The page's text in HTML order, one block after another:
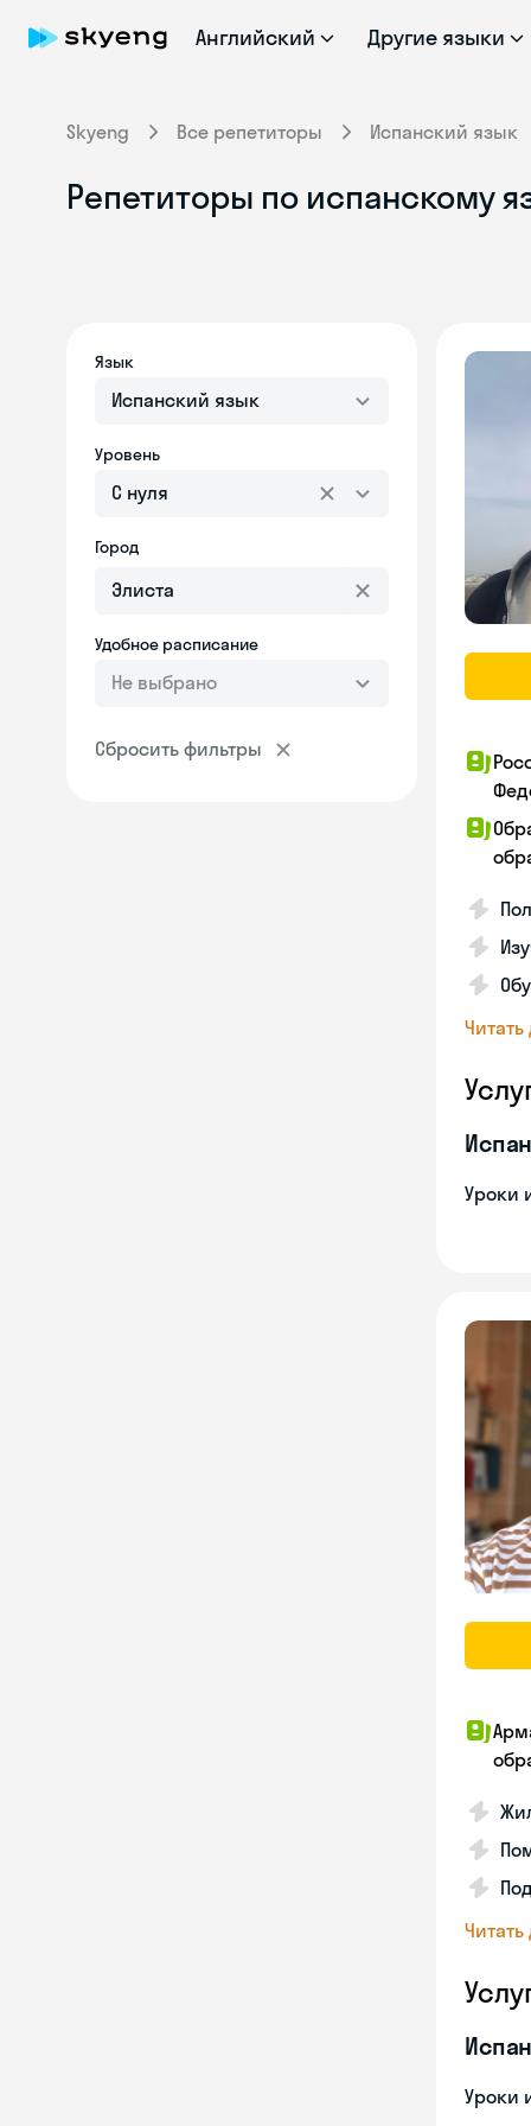
Английский Другие языки
Skyeng Все репетиторы Испанский язык
Репетиторы по испанскому
Язык
Испанский язык
Уровень
С нуля
Город
Удобное расписание
Не выбрано
Сбросить фильтры
Уроки
Уроки